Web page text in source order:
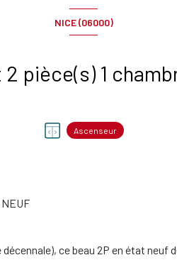
NICE (06000)
Ascenseur
NEUF
ce beau 2P en état neuf